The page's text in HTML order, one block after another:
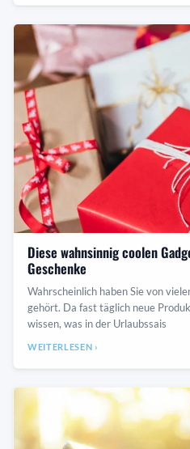
Diese wahnsinnig coolen
Geschenke
Wahrscheinlich haben Sie von
gehört. Da fast täglich neue
wissen, was in der Urlaubssais
WEITERLESEN ›